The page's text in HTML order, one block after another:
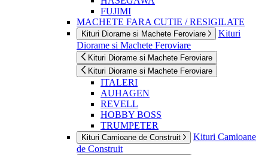
FUJIMI
MACHETE FARA CUTIE / RESIGILATE
Kituri Diorame si Machete Feroviare
Kituri
Diorame si Machete Feroviare
Kituri Diorame si Machete Feroviare
Kituri Diorame si Machete Feroviare
ITALERI
AUHAGEN
REVELL
HOBBY BOSS
TRUMPETER
Kituri Camioane de Construit
Kituri Camioane
de Construit